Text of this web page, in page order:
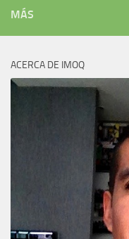
MÁS
ACERCA DE IMOQ